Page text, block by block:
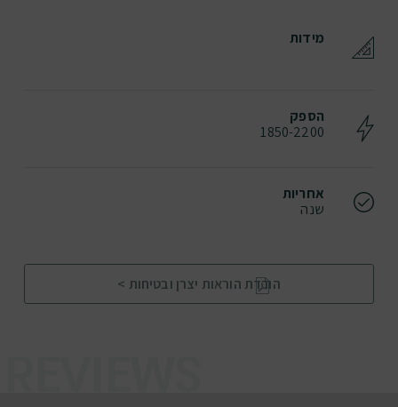
מידות
הספק
1850-2200
אחריות
שנה
הורדת הוראות יצרן ובטיחות >